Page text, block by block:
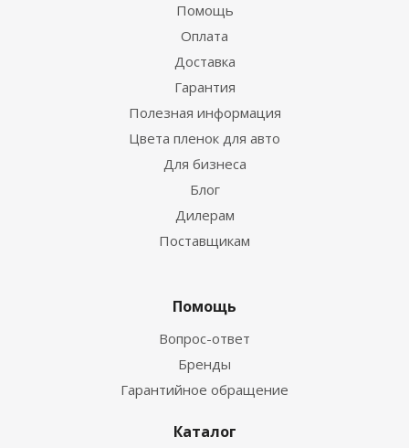
Помощь
Оплата
Доставка
Гарантия
Полезная информация
Цвета пленок для авто
Для бизнеса
Блог
Дилерам
Поставщикам
Помощь
Вопрос-ответ
Бренды
Гарантийное обращение
Каталог